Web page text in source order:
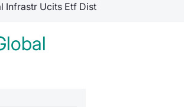
Infrastr Ucits Etf Dist